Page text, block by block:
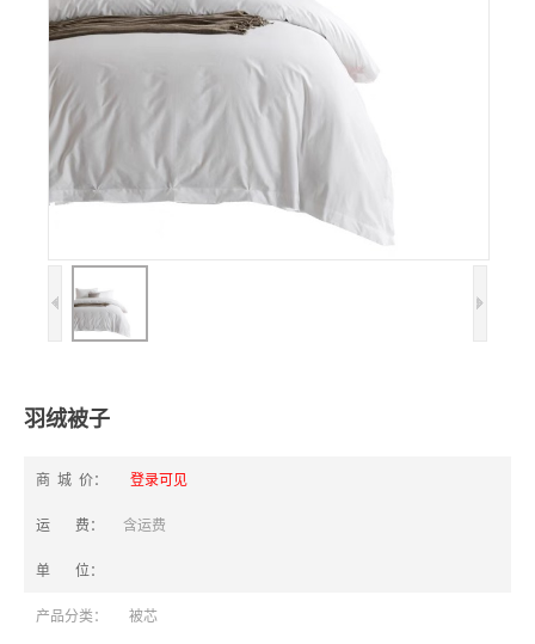
羽绒被子
商 城 价： 登录可见
运 费： 含运费
单 位：
产品分类： 被芯